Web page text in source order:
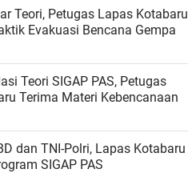
Teori, Petugas Lapas Kotabaru
Evakuasi Bencana Gempa
Teori SIGAP PAS, Petugas
Terima Materi Kebencanaan
dan TNI-Polri, Lapas Kotabaru
SIGAP PAS